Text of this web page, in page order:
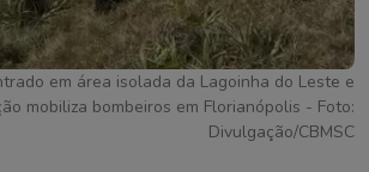
em área isolada da Lagoinha do Leste e
mobiliza bombeiros em Florianópolis - Foto:
Divulgação/CBMSC